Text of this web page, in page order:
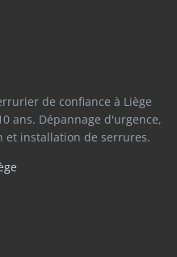
de confiance à Liège
ans. Dépannage d'urgence,
et installation de serrures.